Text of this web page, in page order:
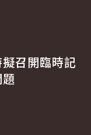
召開臨時記